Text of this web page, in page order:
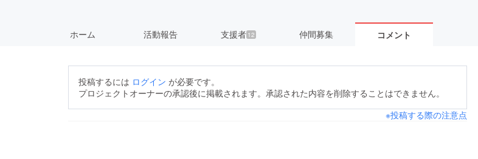
ホーム 活動報告 支援者 12 仲間募集 コメント
投稿するには ログイン が必要です。
プロジェクトオーナーの承認後に掲載されます。承認された内容を削除することはできません。
※投稿する際の注意点